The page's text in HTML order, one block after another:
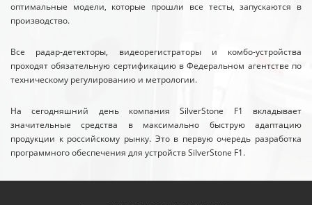
оптимальные модели, которые прошли все тесты, запускаются в
производство.
Все радар-детекторы, видеорегистраторы и комбо-устройства
проходят обязательную сертификацию в Федеральном агентстве по
техническому регулированию и метрологии.
На сегодняшний день компания SilverStone F1 вкладывает
значительные средства в максимально быструю адаптацию
продукции к российскому рынку. Это в первую очередь разработка
программного обеспечения для устройств SilverStone F1.